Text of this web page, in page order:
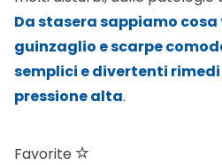
Da stasera sappiamo
guinzaglio e scarpe
semplici e divertenti
pressione alta.
Favorite